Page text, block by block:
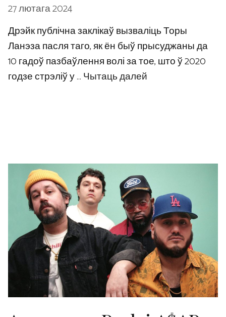
27 лютага 2024
Дрэйк публічна заклікаў вызваліць Торы
Ланэза пасля таго, як ён быў прысуджаны да
10 гадоў пазбаўлення волі за тое, што ў 2020
годзе стрэліў у …Чытаць далей